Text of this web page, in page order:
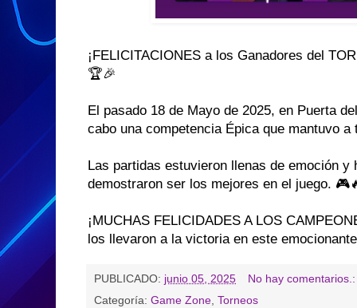
¡FELICITACIONES a los Ganadores del
🏆🎉
El pasado 18 de Mayo de 2025, en Puerta
cabo una competencia Épica que mantuvo
Las partidas estuvieron llenas de emoción y
demostraron ser los mejores en el juego.
¡MUCHAS FELICIDADES A LOS
los llevaron a la victoria en este
PUBLICADO: junio 05, 2025
No hay
Categoría: Game Zone, Torneos